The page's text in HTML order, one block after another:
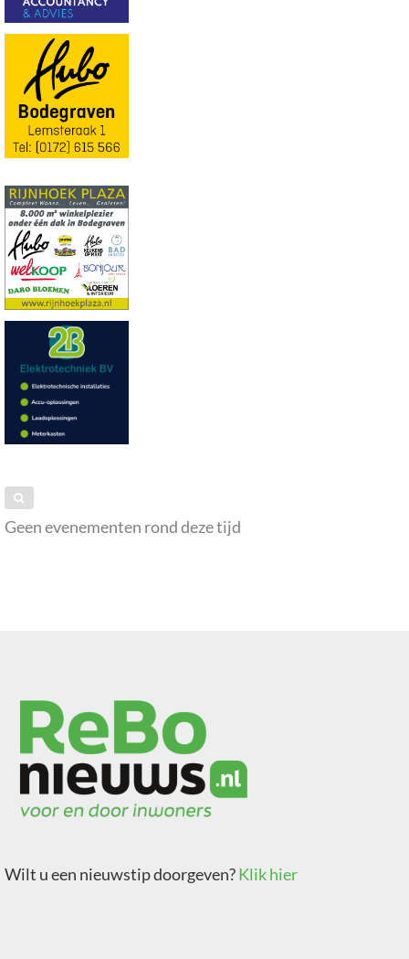
Geen evenementen rond deze tijd
Wilt u een nieuwstip doorgeven?Klik hier